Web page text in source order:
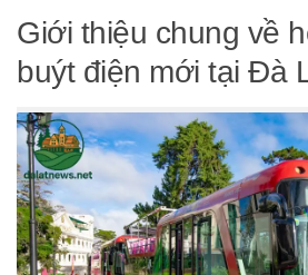
Giới thiệu chung về
buýt điện mới tại Đà